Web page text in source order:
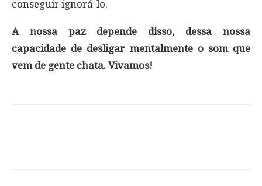
conseguir ignorá-lo.
A nossa paz depende disso, dessa nossa
capacidade de desligar mentalmente o som que
vem de gente chata. Vivamos!